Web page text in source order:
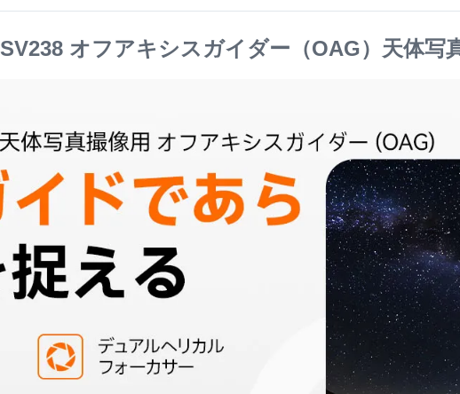
SV238 オフアキシスガイダー（OAG）天体写